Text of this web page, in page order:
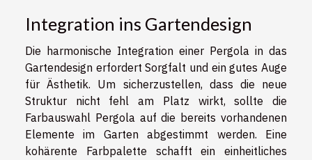
Integration ins Gartendesign
Die harmonische Integration einer Pergola in das
Gartendesign erfordert Sorgfalt und ein gutes Auge
für Ästhetik. Um sicherzustellen, dass die neue
Struktur nicht fehl am Platz wirkt, sollte die
Farbauswahl Pergola auf die bereits vorhandenen
Elemente im Garten abgestimmt werden. Eine
kohärente Farbpalette schafft ein einheitliches